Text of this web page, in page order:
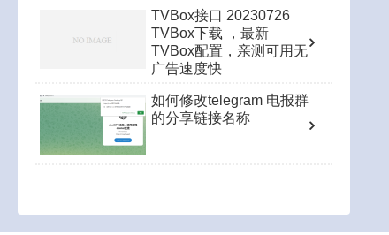
TVBox接口 20230726
TVBox下载 ，最新
TVBox配置，亲测可用无
广告速度快
如何修改telegram 电报群
的分享链接名称